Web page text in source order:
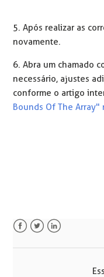
5. Após realizar as
novamente.
6. Abra um chamado
necessário, ajustes
conforme o artigo
Bounds Of The Array"